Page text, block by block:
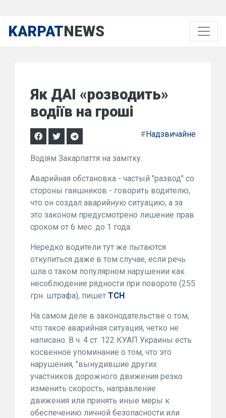
KARPATNEWS
Як ДАІ «розводить»
водіїв на гроші
#Надзвичайне
Водіям Закарпаття на замітку.
Аварийная обстановка - частый "развод" со
стороны гаишников - говорить водителю,
что он создал аварийную ситуацию, а за
это законом предусмотрено лишение прав
сроком от 6 мес. до 1 года.
Нередко водители тут же пытаются
откупиться даже в том случае, если речь
шла о таком популярном нарушении как
несоблюдение рядности при повороте (255
грн. штрафа), пишет ТСН.
На самом деле в законодательстве о том,
что такое аварийная ситуация, четко не
написано. В ч. 4 ст. 122 КУАП Украины есть
косвенное упоминание о том, что это
нарушения, "вынудившие других
участников дорожного движения резко
изменить скорость, направление
движения или принять иные меры к
обеспечению личной безопасности или